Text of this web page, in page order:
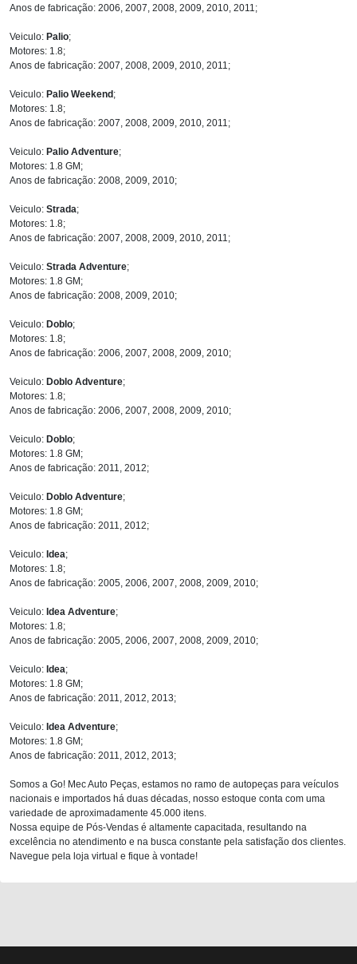
Anos de fabricação: 2006, 2007, 2008, 2009, 2010, 2011;
Veiculo: Palio;
Motores: 1.8;
Anos de fabricação: 2007, 2008, 2009, 2010, 2011;
Veiculo: Palio Weekend;
Motores: 1.8;
Anos de fabricação: 2007, 2008, 2009, 2010, 2011;
Veiculo: Palio Adventure;
Motores: 1.8 GM;
Anos de fabricação: 2008, 2009, 2010;
Veiculo: Strada;
Motores: 1.8;
Anos de fabricação: 2007, 2008, 2009, 2010, 2011;
Veiculo: Strada Adventure;
Motores: 1.8 GM;
Anos de fabricação: 2008, 2009, 2010;
Veiculo: Doblo;
Motores: 1.8;
Anos de fabricação: 2006, 2007, 2008, 2009, 2010;
Veiculo: Doblo Adventure;
Motores: 1.8;
Anos de fabricação: 2006, 2007, 2008, 2009, 2010;
Veiculo: Doblo;
Motores: 1.8 GM;
Anos de fabricação: 2011, 2012;
Veiculo: Doblo Adventure;
Motores: 1.8 GM;
Anos de fabricação: 2011, 2012;
Veiculo: Idea;
Motores: 1.8;
Anos de fabricação: 2005, 2006, 2007, 2008, 2009, 2010;
Veiculo: Idea Adventure;
Motores: 1.8;
Anos de fabricação: 2005, 2006, 2007, 2008, 2009, 2010;
Veiculo: Idea;
Motores: 1.8 GM;
Anos de fabricação: 2011, 2012, 2013;
Veiculo: Idea Adventure;
Motores: 1.8 GM;
Anos de fabricação: 2011, 2012, 2013;
Somos a Go! Mec Auto Peças, estamos no ramo de autopeças para veículos
nacionais e importados há duas décadas, nosso estoque conta com uma
variedade de aproximadamente 45.000 itens.
Nossa equipe de Pós-Vendas é altamente capacitada, resultando na
excelência no atendimento e na busca constante pela satisfação dos clientes.
Navegue pela loja virtual e fique à vontade!